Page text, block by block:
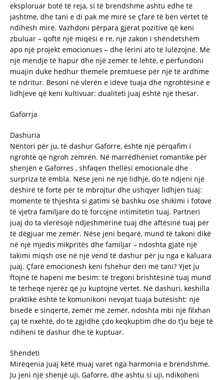
eksploruar botë të reja, si të brendshme ashtu edhe të
jashtme, dhe tani e di pak më mirë se çfarë të bën vërtet të
ndihesh mirë. Vazhdoni përpara gjërat pozitive që keni
zbuluar – qoftë një miqësi e re, një zakon i shëndetshëm
apo një projekt emocionues – dhe lërini ato të lulëzojnë. Me
një mendje të hapur dhe një zemër të lehtë, e përfundoni
muajin duke hedhur themele premtuese për një të ardhme
të ndritur. Besoni në vlerën e ideve tuaja dhe ngrohtësinë e
lidhjeve që keni kultivuar: dualiteti juaj është një thesar.
Gaforrja
Dashuria
Nëntori për ju, të dashur Gaforre, është një përqafim i
ngrohtë që ngroh zemrën. Në marrëdhëniet romantike për
shenjën e Gaforres , shfaqen thellësi emocionale dhe
surpriza të ëmbla. Nëse jeni në një lidhje, do të ndjeni një
dëshirë të fortë për të mbrojtur dhe ushqyer lidhjen tuaj:
momente të thjeshta si gatimi së bashku ose shikimi i fotove
të vjetra familjare do të forcojnë intimitetin tuaj. Partneri
juaj do ta vlerësojë ndjeshmërinë tuaj dhe aftësinë tuaj për
të dëgjuar me zemër. Nëse jeni beqarë, mund të takoni dikë
në një mjedis mikpritës dhe familjar – ndoshta gjatë një
takimi miqsh ose në një vend të dashur për ju nga e kaluara
juaj. Çfarë emocionesh keni fshehur deri më tani? Yjet ju
ftojnë të hapeni me besim: të tregoni brishtësinë tuaj mund
të tërheqë njerëz që ju kuptojnë vërtet. Në dashuri, këshilla
praktike është të komunikoni nevojat tuaja butësisht: një
bisedë e sinqertë, zemër më zemër, ndoshta mbi një filxhan
çaj të nxehtë, do të zgjidhë çdo keqkuptim dhe do t’ju bëjë të
ndiheni të dashur dhe të kuptuar.
Shëndeti
Mirëqenia juaj këtë muaj varet nga harmonia e brendshme.
Ju jeni një shenjë uji, Gaforre, dhe ashtu si uji, ndikoheni